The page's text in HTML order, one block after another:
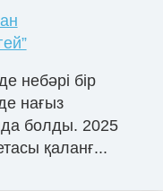
небәрі бір
нағыз
болды. 2025
қаланғ...